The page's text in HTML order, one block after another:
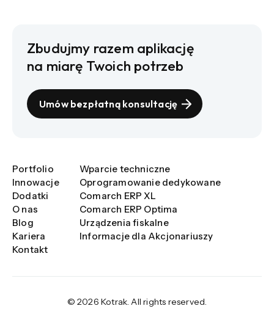
Portfolio
Innowacje
Dodatki
O nas
Blog
Kariera
Kontakt
Wparcie techniczne
Oprogramowanie dedykowane
Comarch ERP XL
Comarch ERP Optima
Urządzenia fiskalne
Informacje dla Akcjonariuszy
Zbudujmy razem aplikację
na miarę Twoich potrzeb
Umów bezpłatną konsultację
© 2026 Kotrak. All rights reserved.